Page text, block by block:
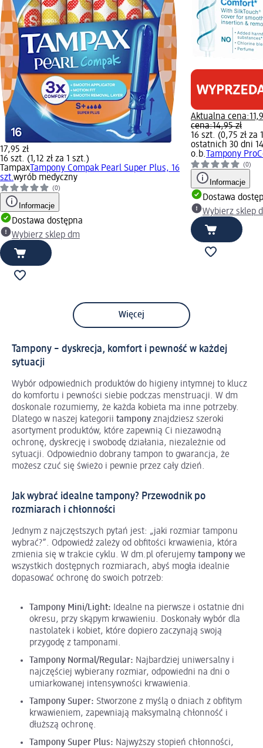
17,95 zł
16 szt. (1,12 zł za 1 szt.)
Tampax Tampony Compak Pearl Super Plus, 16
szt.wyrób medyczny
(0)
Informacje
Dostawa dostępna
Wybierz sklep dm
Aktualna cena:
cena:14,95 zł
16 szt. (0,75 zł za
ostatnich 30 dni
o.b. Tampony
(0)
Informacje
Dostawa
Wybierz sklep
Więcej
Tampony – dyskrecja, komfort i pewność w każdej
sytuacji
Wybór odpowiednich produktów do higieny intymnej to klucz
do komfortu i pewności siebie podczas menstruacji. W dm
doskonale rozumiemy, że każda kobieta ma inne potrzeby.
Dlatego w naszej kategorii tampony znajdziesz szeroki
asortyment produktów, które zapewnią Ci niezawodną
ochronę, dyskrecję i swobodę działania, niezależnie od
sytuacji. Odpowiednio dobrany tampon to gwarancja, że
możesz czuć się świeżo i pewnie przez cały dzień.
Jak wybrać idealne tampony? Przewodnik po
rozmiarach i chłonności
Jednym z najczęstszych pytań jest: „jaki rozmiar tamponu
wybrać?”. Odpowiedź zależy od obfitości krwawienia, która
zmienia się w trakcie cyklu. W dm.pl oferujemy tampony we
wszystkich dostępnych rozmiarach, abyś mogła idealnie
dopasować ochronę do swoich potrzeb:
Tampony Mini/Light: Idealne na pierwsze i ostatnie dni
okresu, przy skąpym krwawieniu. Doskonały wybór dla
nastolatek i kobiet, które dopiero zaczynają swoją
przygodę z tamponami.
Tampony Normal/Regular: Najbardziej uniwersalny i
najczęściej wybierany rozmiar, odpowiedni na dni o
umiarkowanej intensywności krwawienia.
Tampony Super: Stworzone z myślą o dniach z obfitym
krwawieniem, zapewniają maksymalną chłonność i
dłuższą ochronę.
Tampony Super Plus: Najwyższy stopień chłonności,